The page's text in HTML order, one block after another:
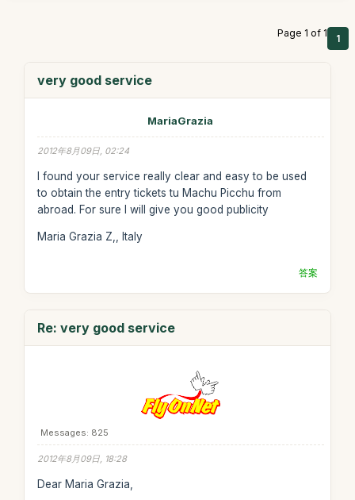
Page 1 of 1 1
very good service
MariaGrazia
2012年8月09日, 02:24
I found your service really clear and easy to be used
to obtain the entry tickets tu Machu Picchu from
abroad. For sure I will give you good publicity
Maria Grazia Z,, Italy
答案
Re: very good service
Messages: 825
2012年8月09日, 18:28
Dear Maria Grazia,